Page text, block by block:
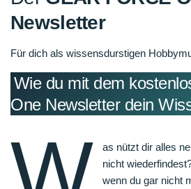
Newsletter
Für dich als wissensdurstigen
Wie du mit dem
One Newsletter dein
as nützt dir alles
nicht
wenn du gar nicht